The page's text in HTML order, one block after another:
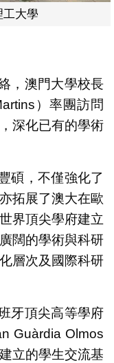
工大學
，澳門大學校長
）率團訪問
深化已有的學術
碩，不僅強化了
拓展了澳大在歐
界頂尖學府建立
闊的學術與科研
層次及國際科研
牙頂尖高等學府
Guàrdia Olmos
立的學生交流基